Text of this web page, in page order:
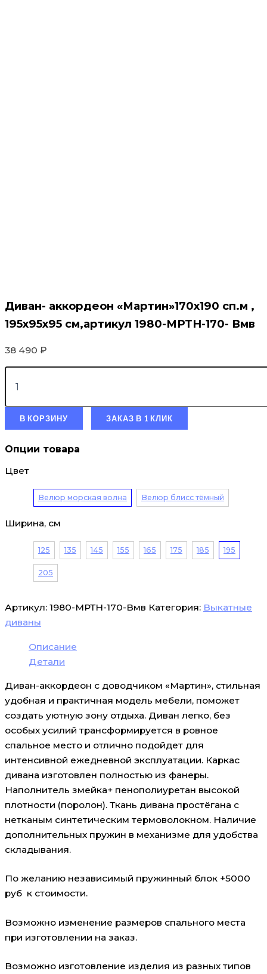
Диван- аккордеон «Мартин»170х190 сп.м ,
195х95х95 см,артикул 1980-МРТН-170- Вмв
38 490 ₽
В КОРЗИНУ ЗАКАЗ В 1 КЛИК
Опции товара
Цвет
Велюр морская волна Велюр блисс тёмный
Ширина, см
125 135 145 155 165 175 185 195
205
Артикул: 1980-МРТН-170-Вмв Категория: Выкатные
диваны
Описание
Детали
Диван-аккордеон с доводчиком «Мартин», стильная
удобная и практичная модель мебели, поможет
создать уютную зону отдыха. Диван легко, без
особых усилий трансформируется в ровное
спальное место и отлично подойдет для
интенсивной ежедневной эксплуатации. Каркас
дивана изготовлен полностью из фанеры.
Наполнитель змейка+ пенополиуретан высокой
плотности (поролон). Ткань дивана простёгана с
нетканым синтетическим термоволокном. Наличие
дополнительных пружин в механизме для удобства
складывания.
По желанию независимый пружинный блок +5000
руб к стоимости.
Возможно изменение размеров спального места
при изготовлении на заказ.
Возможно изготовление изделия из разных типов